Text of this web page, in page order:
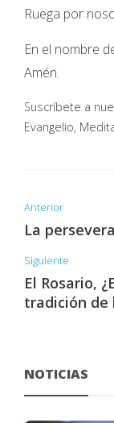
Ruega por
En el nombre
Amén.
Suscríbete a
Evangelio,
Anterior
La
Siguiente
El Rosario,
tradición de
NOTICIAS